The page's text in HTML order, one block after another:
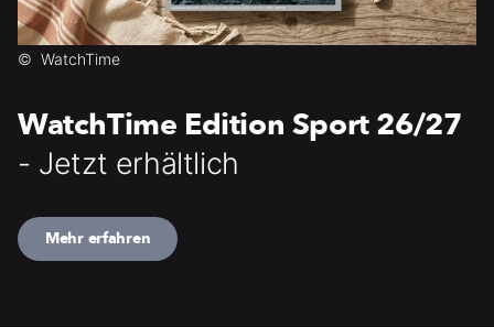
© WatchTime
WatchTime Edition Sport 26/27
- Jetzt erhältlich
Mehr erfahren